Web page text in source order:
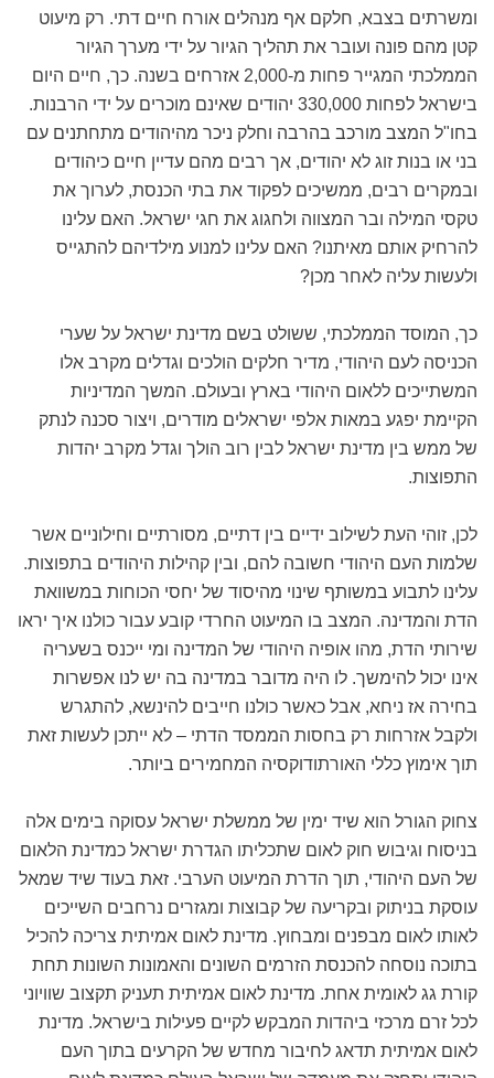
ומשרתים בצבא, חלקם אף מנהלים אורח חיים דתי. רק מיעוט
קטן מהם פונה ועובר את תהליך הגיור על ידי מערך הגיור
הממלכתי המגייר פחות מ-2,000 אזרחים בשנה. כך, חיים היום
בישראל לפחות 330,000 יהודים שאינם מוכרים על ידי הרבנות.
בחו"ל המצב מורכב בהרבה וחלק ניכר מהיהודים מתחתנים עם
בני או בנות זוג לא יהודים, אך רבים מהם עדיין חיים כיהודים
ובמקרים רבים, ממשיכים לפקוד את בתי הכנסת, לערוך את
טקסי המילה ובר המצווה ולחגוג את חגי ישראל. האם עלינו
להרחיק אותם מאיתנו? האם עלינו למנוע מילדיהם להתגייס
ולעשות עליה לאחר מכן?
כך, המוסד הממלכתי, ששולט בשם מדינת ישראל על שערי
הכניסה לעם היהודי, מדיר חלקים הולכים וגדלים מקרב אלו
המשתייכים ללאום היהודי בארץ ובעולם. המשך המדיניות
הקיימת יפגע במאות אלפי ישראלים מודרים, ויצור סכנה לנתק
של ממש בין מדינת ישראל לבין רוב הולך וגדל מקרב יהדות
התפוצות.
לכן, זוהי העת לשילוב ידיים בין דתיים, מסורתיים וחילוניים אשר
שלמות העם היהודי חשובה להם, ובין קהילות היהודים בתפוצות.
עלינו לתבוע במשותף שינוי מהיסוד של יחסי הכוחות במשוואת
הדת והמדינה. המצב בו המיעוט החרדי קובע עבור כולנו איך יראו
שירותי הדת, מהו אופיה היהודי של המדינה ומי ייכנס בשעריה
אינו יכול להימשך. לו היה מדובר במדינה בה יש לנו אפשרות
בחירה אז ניחא, אבל כאשר כולנו חייבים להינשא, להתגרש
ולקבל אזרחות רק בחסות הממסד הדתי – לא ייתכן לעשות זאת
תוך אימוץ כללי האורתודוקסיה המחמירים ביותר.
צחוק הגורל הוא שיד ימין של ממשלת ישראל עסוקה בימים אלה
בניסוח וגיבוש חוק לאום שתכליתו הגדרת ישראל כמדינת הלאום
של העם היהודי, תוך הדרת המיעוט הערבי. זאת בעוד שיד שמאל
עוסקת בניתוק ובקריעה של קבוצות ומגזרים נרחבים השייכים
לאותו לאום מבפנים ומבחוץ. מדינת לאום אמיתית צריכה להכיל
בתוכה נוסחה להכנסת הזרמים השונים והאמונות השונות תחת
קורת גג לאומית אחת. מדינת לאום אמיתית תעניק תקצוב שוויוני
לכל זרם מרכזי ביהדות המבקש לקיים פעילות בישראל. מדינת
לאום אמיתית תדאג לחיבור מחדש של הקרעים בתוך העם